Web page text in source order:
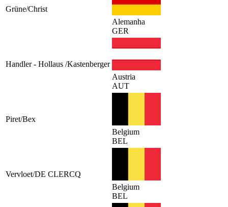
Grüne/Christ
Alemanha
GER
Handler - Hollaus /Kastenberger
Austria
AUT
Piret/Bex
Belgium
BEL
Vervloet/DE CLERCQ
Belgium
BEL